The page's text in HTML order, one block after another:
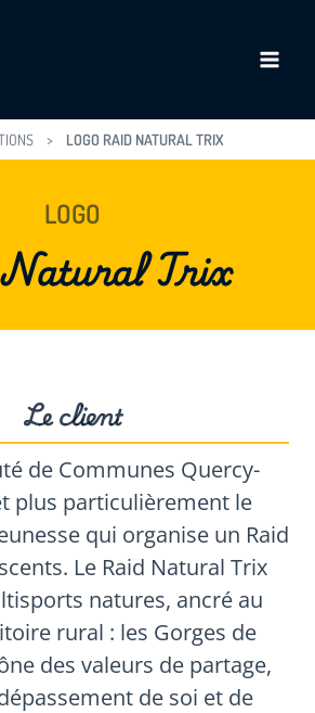
> LOGO RAID NATURAL TRIX
LOGO
Trix
Le client
de Communes Quercy-
plus particulièrement le
qui organise un Raid
Le Raid Natural Trix
natures, ancré au
rural : les Gorges de
des valeurs de partage,
de soi et de